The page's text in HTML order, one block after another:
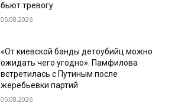
бьют тревогу
05.08.2026
«От киевской банды детоубийц можно
ожидать чего угодно». Памфилова
встретилась с Путиным после
жеребьевки партий
05.08.2026